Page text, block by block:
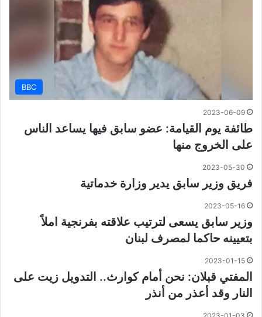
BBC
2023-06-09
طائفة يوم القيامة: عضو سابق فيها يساعد الناس
على الخروج منها
2023-05-30
فريق وزير سابق يدير وزارة خدماتية
2023-05-16
وزير سابق يسعى لترتيب علاقته بفرنجية املاً
بتعيينه حاكما لمصرف لبنان
2023-01-15
المفتي قبلان: نحن أمام كوارث.. التدويل زيت على
النار وقد أعذر من أنذر